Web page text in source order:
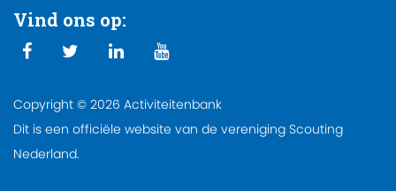
Vind ons op:
Copyright © 2026 Activiteitenbank
Dit is een officiële website van de vereniging Scouting
Nederland.